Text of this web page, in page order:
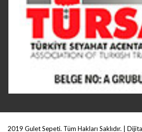
2019 Gulet Sepeti. Tüm Hakları Saklıdır. |